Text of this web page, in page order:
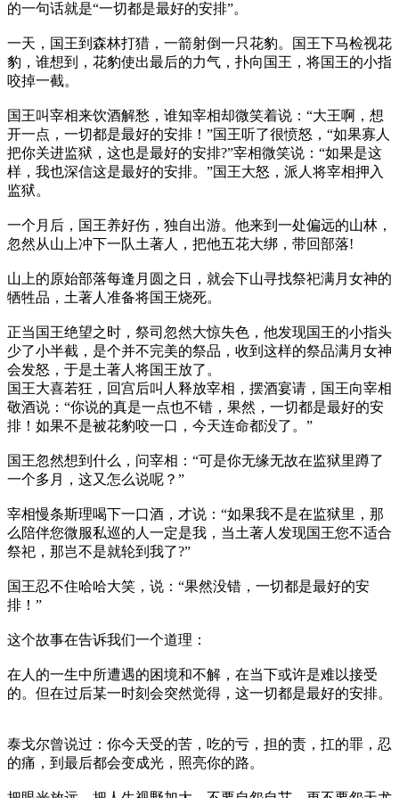
的一句话就是“一切都是最好的安排”。
一天，国王到森林打猎，一箭射倒一只花豹。国王下马检视花
豹，谁想到，花豹使出最后的力气，扑向国王，将国王的小指
咬掉一截。
国王叫宰相来饮酒解愁，谁知宰相却微笑着说：“大王啊，想
开一点，一切都是最好的安排！”国王听了很愤怒，“如果寡人
把你关进监狱，这也是最好的安排?”宰相微笑说：“如果是这
样，我也深信这是最好的安排。”国王大怒，派人将宰相押入
监狱。
一个月后，国王养好伤，独自出游。他来到一处偏远的山林，
忽然从山上冲下一队土著人，把他五花大绑，带回部落!
山上的原始部落每逢月圆之日，就会下山寻找祭祀满月女神的
牺牲品，土著人准备将国王烧死。
正当国王绝望之时，祭司忽然大惊失色，他发现国王的小指头
少了小半截，是个并不完美的祭品，收到这样的祭品满月女神
会发怒，于是土著人将国王放了。
国王大喜若狂，回宫后叫人释放宰相，摆酒宴请，国王向宰相
敬酒说：“你说的真是一点也不错，果然，一切都是最好的安
排！如果不是被花豹咬一口，今天连命都没了。”
国王忽然想到什么，问宰相：“可是你无缘无故在监狱里蹲了
一个多月，这又怎么说呢？”
宰相慢条斯理喝下一口酒，才说：“如果我不是在监狱里，那
么陪伴您微服私巡的人一定是我，当土著人发现国王您不适合
祭祀，那岂不是就轮到我了?”
国王忍不住哈哈大笑，说：“果然没错，一切都是最好的安
排！”
这个故事在告诉我们一个道理：
在人的一生中所遭遇的困境和不解，在当下或许是难以接受
的。但在过后某一时刻会突然觉得，这一切都是最好的安排。
泰戈尔曾说过：你今天受的苦，吃的亏，担的责，扛的罪，忍
的痛，到最后都会变成光，照亮你的路。